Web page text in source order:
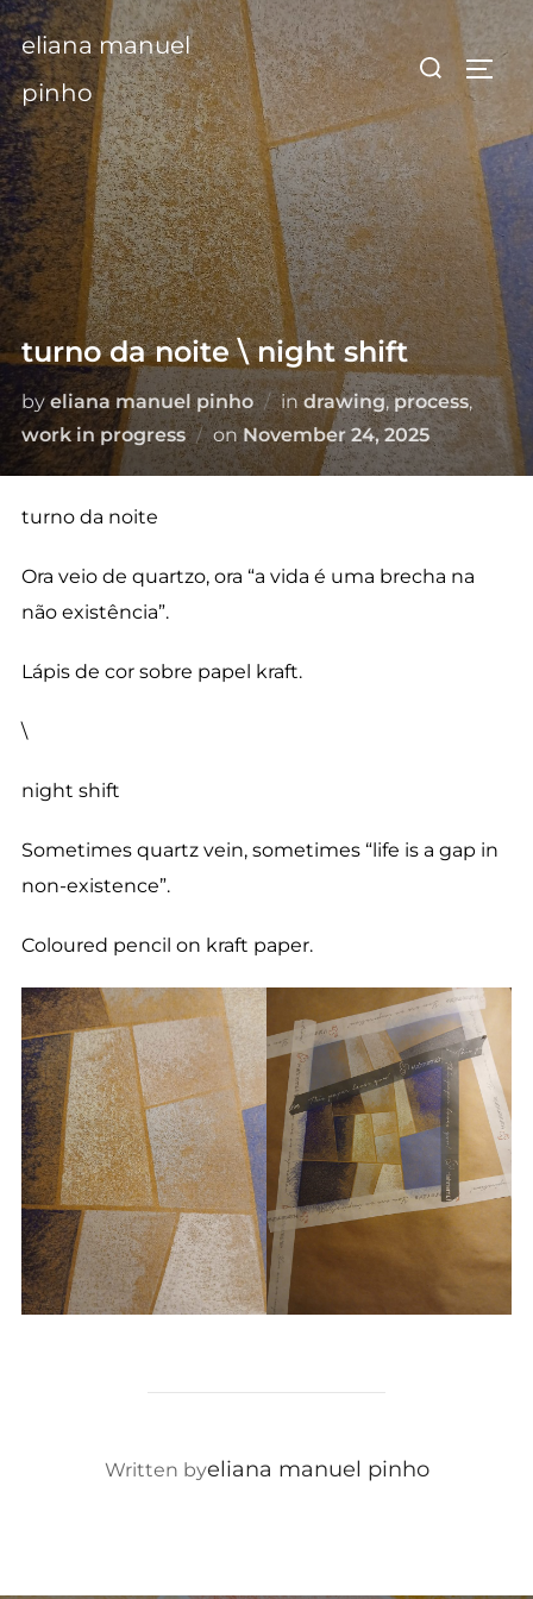
Skip
to
content
eliana manuel
pinho
Search
for:
turno da noite \ night shift
by eliana manuel pinho indrawing,process,
work in progress
onPosted
on
November 24, 2025
turno da noite
Ora veio de quartzo, ora “a vida é uma brecha na
não existência”.
Lápis de cor sobre papel kraft.
\
night shift
Sometimes quartz vein, sometimes “life is a gap in
non-existence”.
Coloured pencil on kraft paper.
POST AUTHOR
Written byeliana manuel pinho